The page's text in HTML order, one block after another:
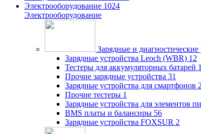
Электрооборудование 1024
Электрооборудование
Зарядные и
Зарядные устройства Leoch (WBR) 12
Тестеры для аккумуляторных батарей
Прочие зарядные устройства 31
Зарядные устройства для смартфонов
Прочие тестеры 1
Зарядные устройства для элементов
BMS платы и балансиры 56
Зарядные устройства FOXSUR 2